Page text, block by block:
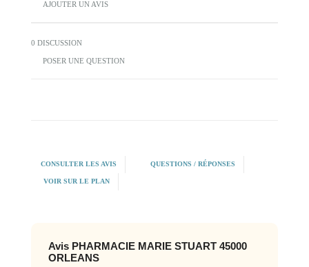
AJOUTER UN AVIS
0 DISCUSSION
POSER UNE QUESTION
CONSULTER LES AVIS QUESTIONS / RÉPONSES
VOIR SUR LE PLAN
Avis PHARMACIE MARIE STUART 45000
ORLEANS